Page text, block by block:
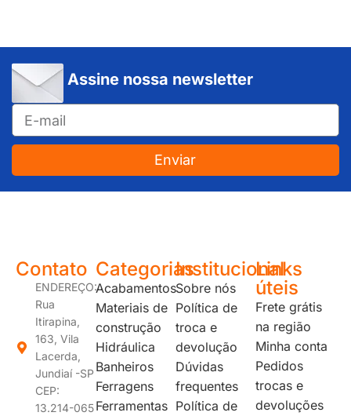
Assine nossa newsletter
Enviar
Contato
ENDEREÇO:
Rua
Itirapina,
163, Vila
Lacerda,
Jundiaí -SP
CEP:
13.214-065
Categorias
Acabamentos
Materiais de
construção
Hidráulica
Banheiros
Ferragens
Ferramentas
Institucional
Sobre nós
Política de
troca e
devolução
Dúvidas
frequentes
Política de
Links
úteis
Frete grátis
na região
Minha conta
Pedidos
trocas e
devoluções